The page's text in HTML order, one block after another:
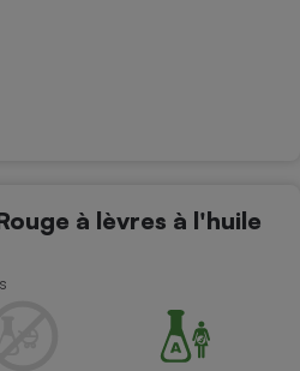
à lèvres à l'huile